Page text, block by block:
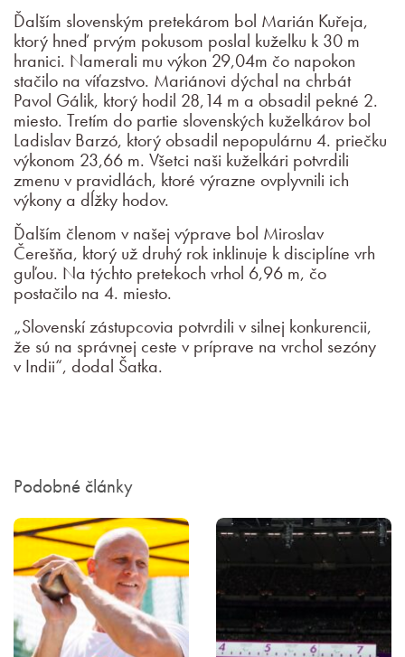
Ďalším slovenským pretekárom bol Marián Kuřeja,
ktorý hneď prvým pokusom poslal kuželku k 30 m
hranici. Namerali mu výkon 29,04m čo napokon
stačilo na víťazstvo. Mariánovi dýchal na chrbát
Pavol Gálik, ktorý hodil 28,14 m a obsadil pekné 2.
miesto. Tretím do partie slovenských kuželkárov bol
Ladislav Barzó, ktorý obsadil nepopulárnu 4. priečku
výkonom 23,66 m. Všetci naši kuželkári potvrdili
zmenu v pravidlách, ktoré výrazne ovplyvnili ich
výkony a dĺžky hodov.
Ďalším členom v našej výprave bol Miroslav
Čerešňa, ktorý už druhý rok inklinuje k disciplíne vrh
guľou. Na týchto pretekoch vrhol 6,96 m, čo
postačilo na 4. miesto.
„Slovenskí zástupcovia potvrdili v silnej konkurencii,
že sú na správnej ceste v príprave na vrchol sezóny
v Indii“, dodal Šatka.
Podobné články